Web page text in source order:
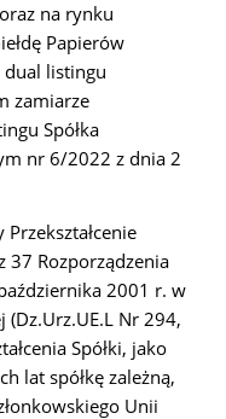
na rynku
Papierów
dual listingu
zamiarze
Spółka
nr 6/2022 z dnia 2
37 Rozporządzenia
2001 r. w
Nr 294,
Spółki, jako
lat spółkę zależną,
Unii